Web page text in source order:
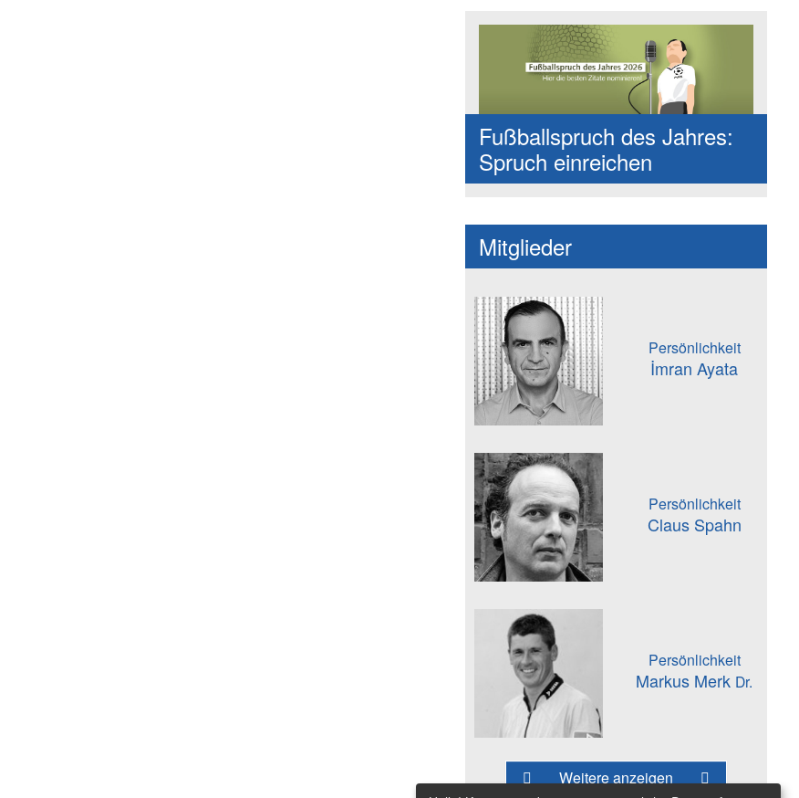
Fußballspruch des Jahres:
Spruch einreichen
Mitglieder
Persönlichkeit
İmran Ayata
Persönlichkeit
Claus Spahn
Persönlichkeit
Markus Merk Dr.
Weitere anzeigen